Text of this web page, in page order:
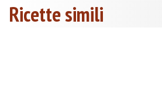
Ricette simili